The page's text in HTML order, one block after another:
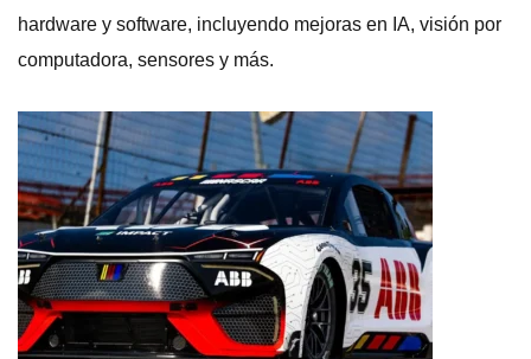
hardware y software, incluyendo mejoras en IA, visión por
computadora, sensores y más.